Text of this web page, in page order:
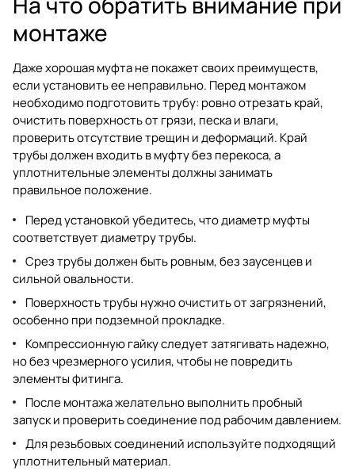
монтаже
Даже хорошая муфта не покажет своих преимуществ,
если установить ее неправильно. Перед монтажом
необходимо подготовить трубу: ровно отрезать край,
очистить поверхность от грязи, песка и влаги,
проверить отсутствие трещин и деформаций. Край
трубы должен входить в муфту без перекоса, а
уплотнительные элементы должны занимать
правильное положение.
Перед установкой убедитесь, что диаметр муфты
соответствует диаметру трубы.
Срез трубы должен быть ровным, без заусенцев и
сильной овальности.
Поверхность трубы нужно очистить от загрязнений,
особенно при подземной прокладке.
Компрессионную гайку следует затягивать надежно,
но без чрезмерного усилия, чтобы не повредить
элементы фитинга.
После монтажа желательно выполнить пробный
запуск и проверить соединение под рабочим давлением.
Для резьбовых соединений используйте подходящий
уплотнительный материал.